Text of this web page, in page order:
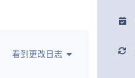
看到更改日志